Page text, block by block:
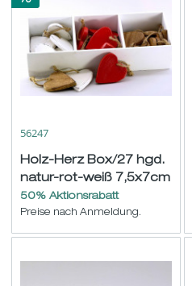
56247
Holz-Herz Box/27 hgd.
natur-rot-weiß 7,5x7cm
50% Aktionsrabatt
Preise nach Anmeldung.